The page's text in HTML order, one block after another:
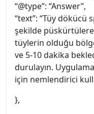
“@type”: “Answer”,
“text”: “Tüy dökücü
şekilde
tüylerin olduğu
ve 5-10 dakika
durulayın.
için nemlendirici
},